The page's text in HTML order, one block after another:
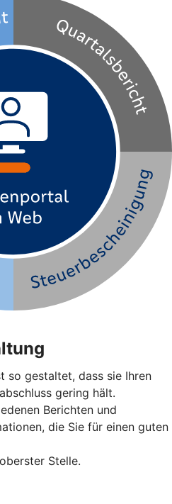
so gestaltet, dass sie Ihren
gering hält.
Berichten und
die Sie für einen guten
Stelle.